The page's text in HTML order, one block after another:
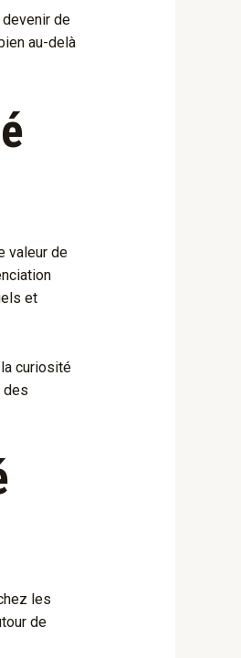
de
au-delà
valeur de
et
curiosité
des
les
de